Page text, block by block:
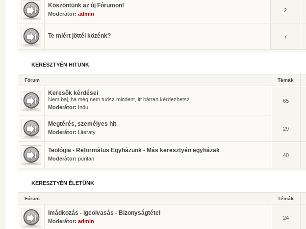
Köszöntünk az új Fórumon!
Moderátor: admin
2
Te miért jöttél közénk? 7
KERESZTYÉN HITÜNK
Fórum Témák
Keresők kérdései
Nem baj, ha még nem tudsz mindent, itt bátran kérdezhetsz.
Moderátor: Indu
65
Megtérés, személyes hit
Moderátor: Literaty
29
Teológia - Református Egyházunk - Más keresztyén egyházak
Moderátor: puritan
40
KERESZTYÉN ÉLETÜNK
Fórum Témák
Imádkozás - Igeolvasás - Bizonyságtétel
Moderátor: admin
24